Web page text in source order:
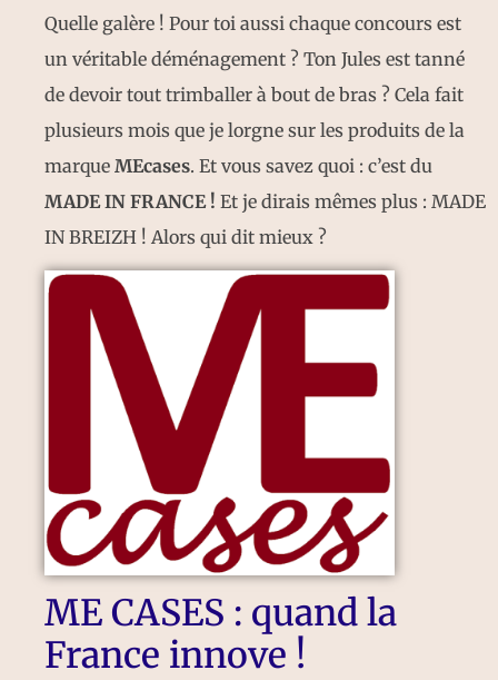
Quelle galère ! Pour toi aussi chaque concours est
un véritable déménagement ? Ton Jules est tanné
de devoir tout trimballer à bout de bras ? Cela fait
plusieurs mois que je lorgne sur les produits de la
marque MEcases. Et vous savez quoi : c’est du
MADE IN FRANCE ! Et je dirais mêmes plus : MADE
IN BREIZH ! Alors qui dit mieux ?
ME CASES : quand la
France innove !